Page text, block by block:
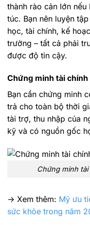
thành rào cản lớn
túc. Bạn nên luyện
học, tài chính, kế
trường – tất cả phải
được độ tin cậy.
Chứng minh tài
Bạn cần chứng minh
trả cho toàn bộ thời
tài trợ, thu nhập của
kỹ và có nguồn gốc
Chứng minh
-> Xem thêm: Mỹ ưu
sức khỏe trong năm